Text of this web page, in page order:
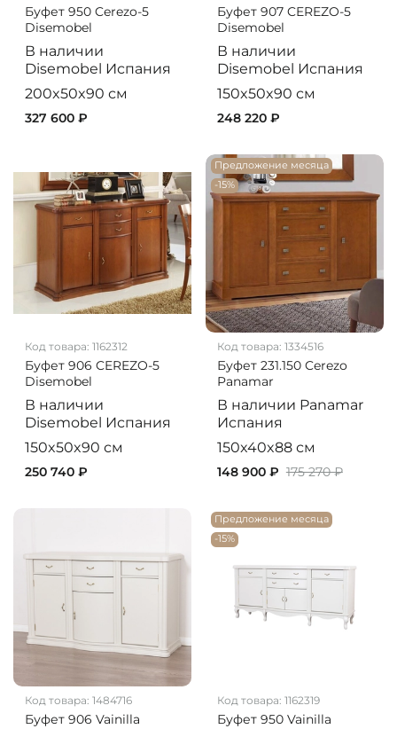
Буфет 950 Cerezo-5
Disemobel
В наличии
Disemobel Испания
200x50x90 см
327 600 ₽
Буфет 907 CEREZO-5
Disemobel
В наличии
Disemobel Испания
150x50x90 см
248 220 ₽
Код товара: 1162312
Буфет 906 CEREZO-5
Disemobel
В наличии
Disemobel Испания
150x50x90 см
250 740 ₽
Предложение месяца
-15%
Код товара: 1334516
Буфет 231.150 Cerezo
Panamar
В наличии Panamar
Испания
150x40x88 см
148 900 ₽ 175 270 ₽
Код товара: 1484716
Буфет 906 Vainilla
Предложение месяца
-15%
Код товара: 1162319
Буфет 950 Vainilla